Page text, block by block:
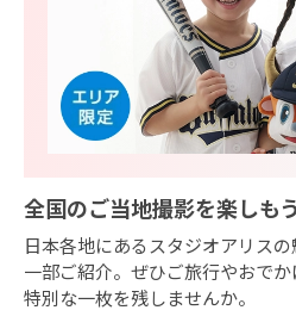
全国のご当地撮影を楽しも
日本各地にあるスタジオアリス
一部ご紹介。ぜひご旅行やおで
特別な一枚を残しませんか。